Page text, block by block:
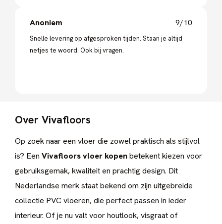
Anoniem 9/10
Snelle levering op afgesproken tijden. Staan je altijd
netjes te woord. Ook bij vragen.
Over Vivafloors
Op zoek naar een vloer die zowel praktisch als stijlvol
is? Een Vivafloors vloer kopenbetekent kiezen voor
gebruiksgemak, kwaliteit en prachtig design. Dit
Nederlandse merk staat bekend om zijn uitgebreide
collectie PVC vloeren, die perfect passen in ieder
interieur. Of je nu valt voor houtlook, visgraat of